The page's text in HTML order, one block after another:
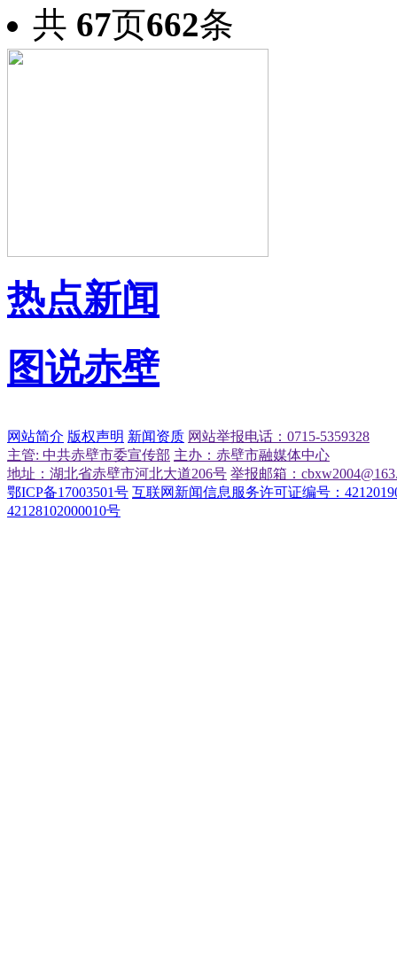
共 67页662条
热点新闻
图说赤壁
网站简介 版权声明 新闻资质 网站举报电话：0715-5359328
主管: 中共赤壁市委宣传部 主办：赤壁市融媒体中心
地址：湖北省赤壁市河北大道206号 举报邮箱：
鄂ICP备17003501号 互联网新闻信息服务许可证编号：
42128102000010号